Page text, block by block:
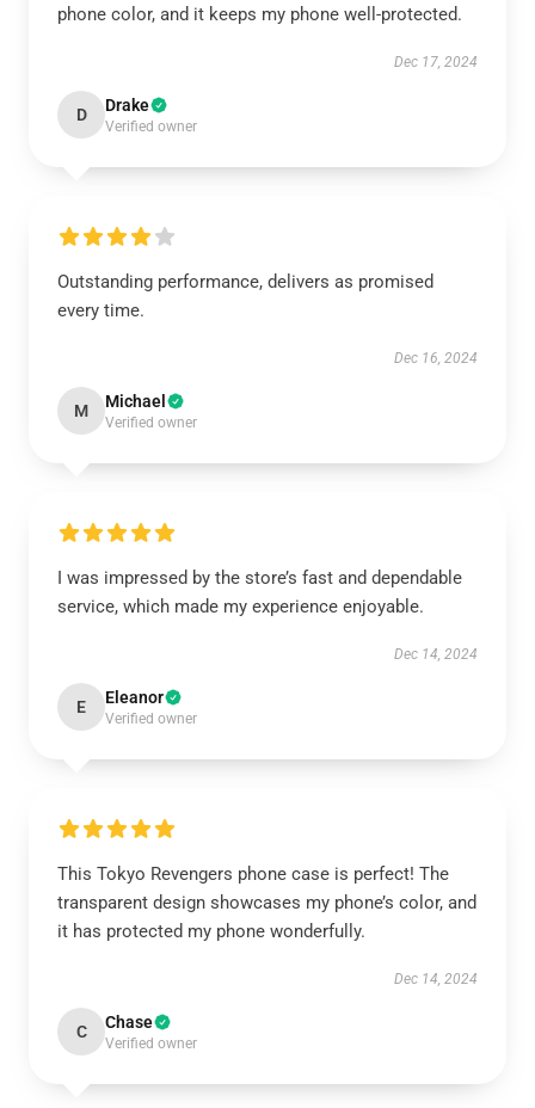
phone color, and it keeps my phone well-protected.
Dec 17, 2024
D Drake
Verified owner
Outstanding performance, delivers as promised
every time.
Dec 16, 2024
M Michael
Verified owner
I was impressed by the store’s fast and dependable
service, which made my experience enjoyable.
Dec 14, 2024
E Eleanor
Verified owner
This Tokyo Revengers phone case is perfect! The
transparent design showcases my phone’s color, and
it has protected my phone wonderfully.
Dec 14, 2024
C Chase
Verified owner